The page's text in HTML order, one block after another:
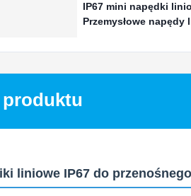
IP67 mini napędki
Przemysłowe
liniowe IP67 do